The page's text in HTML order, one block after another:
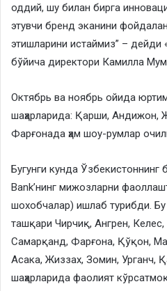
оддий, шу билан бирга
этувчи бренд эканини
этишларини истаймиз” – дейди
бўйича директори Камилла
Октябрь ва ноябрь ойида
шаҳарларида: Қарши, Андижон,
Фарғонада ҳам шоу-румлар
Бугунги кунда Ўзбекистоннинг
Bank’нинг мижозларни
шохобчалар) ишлаб турибди.
ташқари Чирчиқ, Ангрен,
Самарқанд, Фарғона, Қўқон,
Асака, Жиззах, Зомин, Урганч,
шаҳарларида фаолият